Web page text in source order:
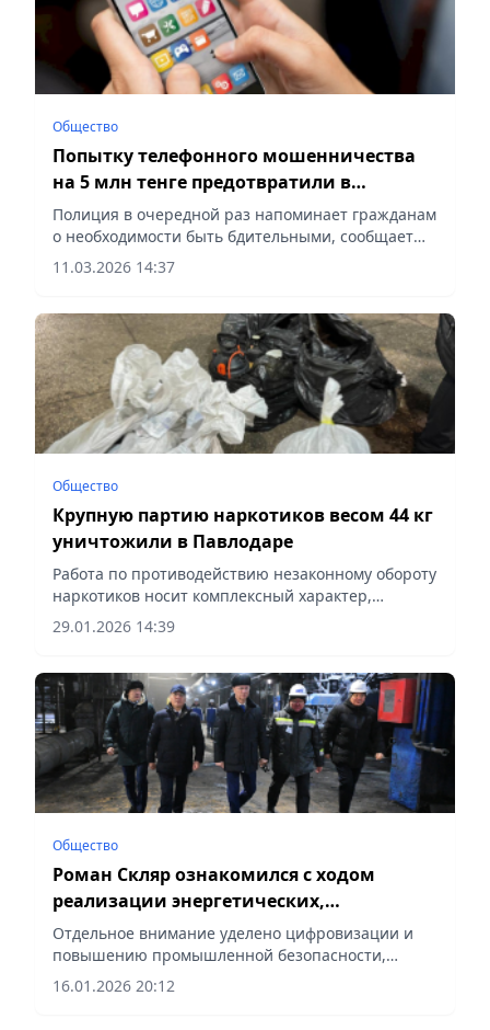
Общество
Попытку телефонного мошенничества
на 5 млн тенге предотвратили в
Павлодаре
Полиция в очередной раз напоминает гражданам
о необходимости быть бдительными, сообщает
Vecher.kz.
11.03.2026 14:37
Общество
Крупную партию наркотиков весом 44 кг
уничтожили в Павлодаре
Работа по противодействию незаконному обороту
наркотиков носит комплексный характер,
сообщает Vecher.kz.
29.01.2026 14:39
Общество
Роман Скляр ознакомился с ходом
реализации энергетических,
промышленных и социальных проектов
Павлодарской области
Отдельное внимание уделено цифровизации и
повышению промышленной безопасности,
сообщает Vecher.kz.
16.01.2026 20:12